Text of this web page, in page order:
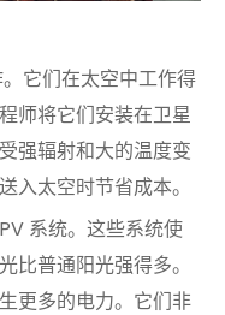
。它们在太空中工作得
师将它们安装在卫星
强辐射和大的温度变
入太空时节省成本。
系统。这些系统使
比普通阳光强得多。
更多的电力。它们非